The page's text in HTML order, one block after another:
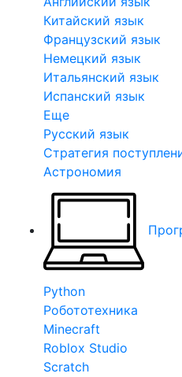
Китайский язык
Французский язык
Немецкий язык
Итальянский язык
Испанский язык
Еще
Русский язык
Стратегия
Астрономия
Python
Робототехника
Minecraft
Roblox Studio
Scratch